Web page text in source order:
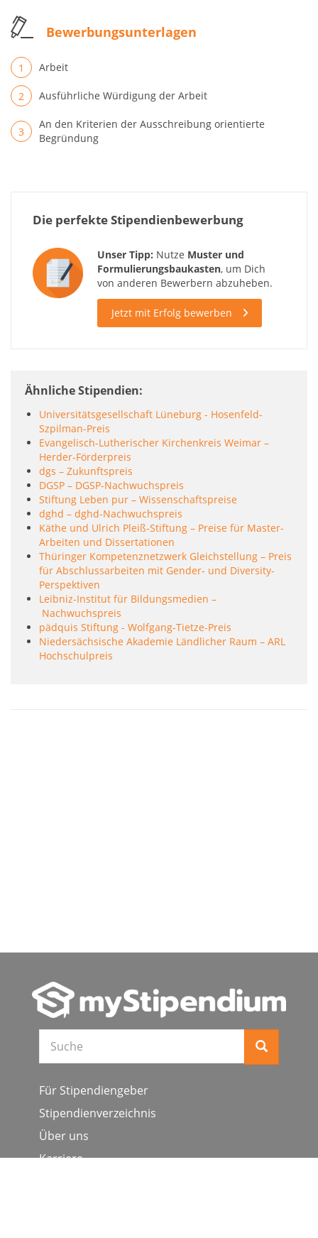
Bewerbungsunterlagen
Arbeit
Ausführliche Würdigung der Arbeit
An den Kriterien der Ausschreibung orientierte
Begründung
Die perfekte Stipendienbewerbung
Unser Tipp: Nutze Muster und
Formulierungsbaukasten, um Dich
von anderen Bewerbern abzuheben.
Jetzt mit Erfolg bewerben
Ähnliche Stipendien
Universitätsgesellschaft Lüneburg - Hosenfeld-
Szpilman-Preis
Evangelisch-Lutherischer Kirchenkreis Weimar –
Herder-Förderpreis
dgs – Zukunftspreis
DGSP – DGSP-Nachwuchspreis
Stiftung Leben pur – Wissenschaftspreise
dghd – dghd-Nachwuchspreis
Käthe und Ulrich Pleiß-Stiftung – Preise für Master-
Arbeiten und Dissertationen
Thüringer Kompetenznetzwerk Gleichstellung – Preis
für Abschlussarbeiten mit Gender- und Diversity-
Perspektiven
Leibniz-Institut für Bildungsmedien –
Nachwuchspreis
pädquis Stiftung - Wolfgang-Tietze-Preis
Niedersächsische Akademie Ländlicher Raum – ARL
Hochschulpreis
Suche
Für Stipendiengeber
Stipendienverzeichnis
Über uns
Karriere